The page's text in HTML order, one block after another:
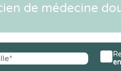
de médecine